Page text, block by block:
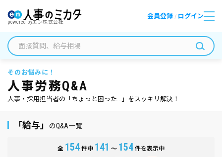
powered byエン株式会社
会員登録 / ログイン
そのお悩みに！
人事労務Q&A
人事・採用担当者の「ちょっと困った...」をスッキリ解決！
「給与」 のQ&A一覧
全 154 件中 141 ～ 154 件を表示中